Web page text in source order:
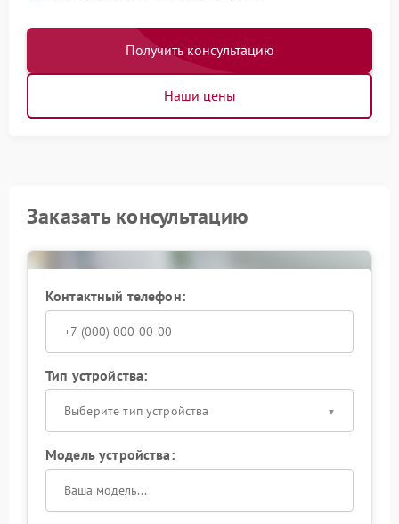
Получить консультацию
Наши цены
Заказать консультацию
Контактный телефон:
Тип устройства:
Выберите тип устройства
Модель устройства: